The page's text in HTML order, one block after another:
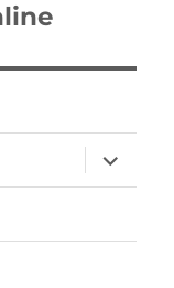
öffnen